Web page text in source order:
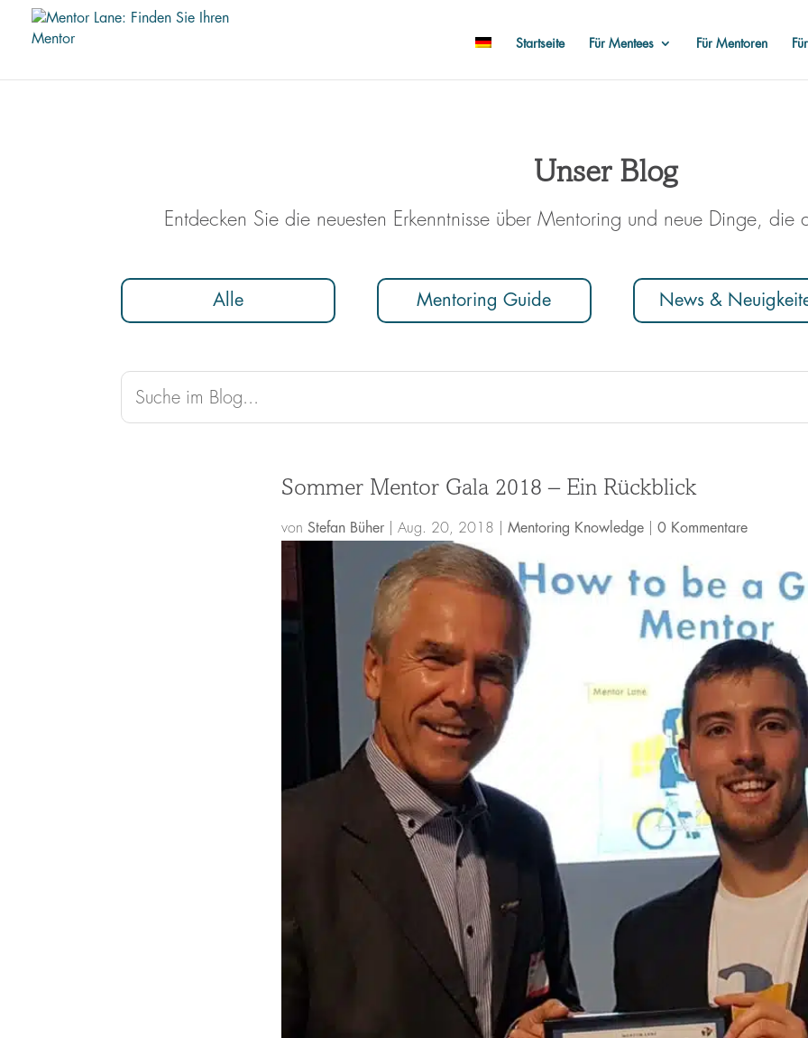
Startseite Für Mentees Für Mentoren
Unser Blog
Entdecken Sie die neuesten Erkenntnisse über Mentoring und neue Dinge, die
Alle Mentoring Guide News &
Sommer Mentor Gala 2018 – Ein Rückblick
von Stefan Büher Aug. 20, 2018 Mentoring Knowledge 0 Kommentare